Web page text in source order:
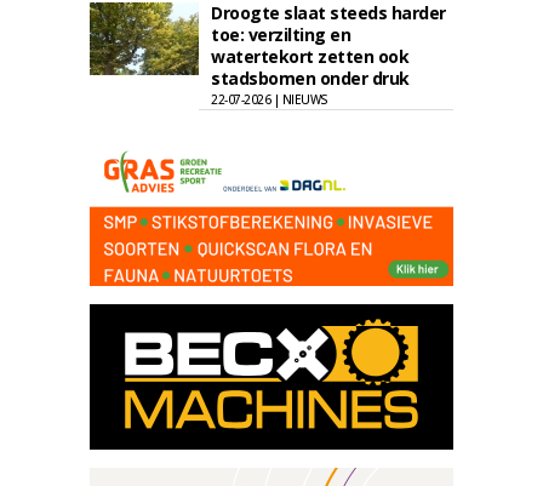
Droogte slaat steeds harder
toe: verzilting en
watertekort zetten ook
stadsbomen onder druk
22-07-2026 | NIEUWS